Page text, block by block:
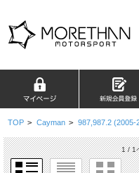
TOP > Cayman > 987,987.2 (2005-
1 / 1